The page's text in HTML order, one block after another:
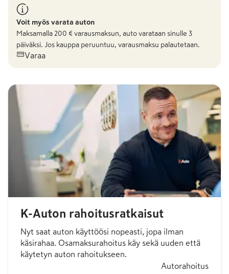
Voit myös varata auton
Maksamalla 200 € varausmaksun, auto varataan sinulle 3
päiväksi. Jos kauppa peruuntuu, varausmaksu palautetaan.
Varaa
K-Auton rahoitusratkaisut
Nyt saat auton käyttöösi nopeasti, jopa ilman
käsirahaa. Osamaksurahoitus käy sekä uuden että
käytetyn auton rahoitukseen.
Autorahoitus